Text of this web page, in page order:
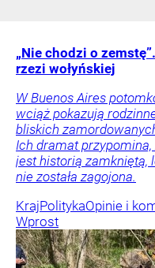
„Nie chodzi o
rzezi wołyńskiej
W Buenos Aires
wciąż pokazują
bliskich
Ich dramat przypomina,
jest historią zamkniętą,
nie została zagojona.
KrajPolitykaOpinie i
Wprost